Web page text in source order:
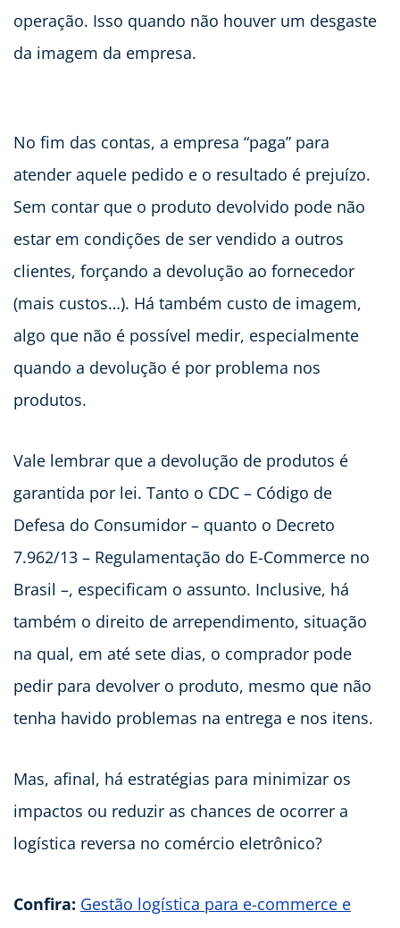
operação. Isso quando não houver um desgaste
da imagem da empresa.
No fim das contas, a empresa “paga” para
atender aquele pedido e o resultado é prejuízo.
Sem contar que o produto devolvido pode não
estar em condições de ser vendido a outros
clientes, forçando a devolução ao fornecedor
(mais custos…). Há também custo de imagem,
algo que não é possível medir, especialmente
quando a devolução é por problema nos
produtos.
Vale lembrar que a devolução de produtos é
garantida por lei. Tanto o CDC – Código de
Defesa do Consumidor – quanto o Decreto
7.962/13 – Regulamentação do E-Commerce no
Brasil –, especificam o assunto. Inclusive, há
também o direito de arrependimento, situação
na qual, em até sete dias, o comprador pode
pedir para devolver o produto, mesmo que não
tenha havido problemas na entrega e nos itens.
Mas, afinal, há estratégias para minimizar os
impactos ou reduzir as chances de ocorrer a
logística reversa no comércio eletrônico?
Confira: Gestão logística para e-commerce e